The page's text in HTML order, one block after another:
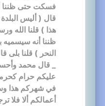
فسكت حتى ظننا
قال ( أليس
هذا ) قلنا الله
ظننا أنه
النحر ) قلنا بلى
_ قال محمد
عليكم حرام
في شهركم هذا
أعمالكم ألا فلا